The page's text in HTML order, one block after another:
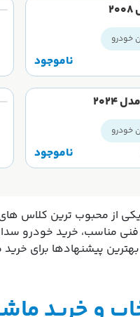
خودرو
ناموجود
خودرو
از محبوب ترین کلاس های
مناسب، خرید خودرو سدان